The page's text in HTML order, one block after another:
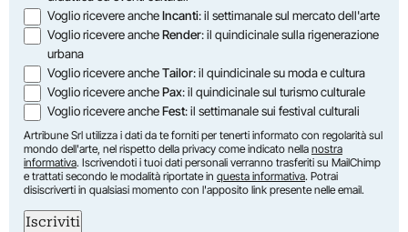
Voglio ricevere ancheIncanti: il settimanale sul mercato dell'arte
Voglio ricevere ancheRender: il quindicinale sulla rigenerazione
urbana
Voglio ricevere ancheTailor: il quindicinale su moda e cultura
Voglio ricevere anchePax: il quindicinale sul turismo culturale
Voglio ricevere ancheFest: il settimanale sui festival culturali
Artribune Srl utilizza i dati da te forniti per tenerti informato con regolarità sul
mondo dell'arte, nel rispetto della privacy come indicato nella nostra
informativa. Iscrivendoti i tuoi dati personali verranno trasferiti su MailChimp
e trattati secondo le modalità riportate in questa informativa. Potrai
disiscriverti in qualsiasi momento con l'apposito link presente nelle email.
Iscriviti